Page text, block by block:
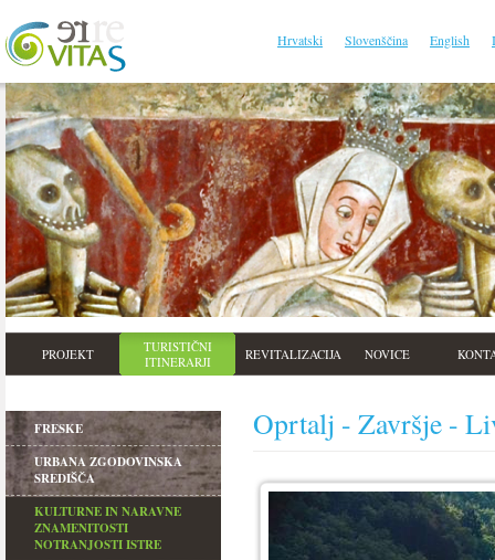
Hrvatski Slovenščina English
PROJEKT
TURISTIČNI
ITINERARJI
REVITALIZACIJA NOVICE
FRESKE
URBANA ZGODOVINSKA
SREDIŠČA
KULTURNE IN NARAVNE
ZNAMENITOSTI
NOTRANJOSTI ISTRE
Oprtalj - Završje -